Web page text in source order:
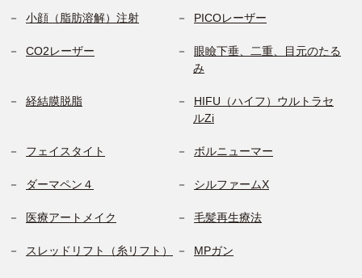
小顔（脂肪溶解）注射 PICOレーザー
CO2レーザー
眼瞼下垂、二重、目元のたる
み
経結膜脱脂
HIFU（ハイフ）ウルトラセ
ルZi
フェイスタイト ボルニューマー
ダーマペン４ シルファームX
医療アートメイク 毛髪再生療法
スレッドリフト（糸リフト） MPガン